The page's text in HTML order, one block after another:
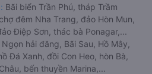
Bãi biển Trần Phú, tháp Trầm
đêm Nha Trang, đảo Hòn Mun,
Điệp Sơn, thác bà Ponagar,...
Ngọn hải đăng, Bãi Sau, Hồ Mây,
Đá Xanh, đồi Con Heo, hòn Bà,
bến thuyền Marina,...